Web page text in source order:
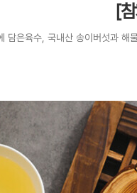
[
담은육수, 국내산 송이버섯과